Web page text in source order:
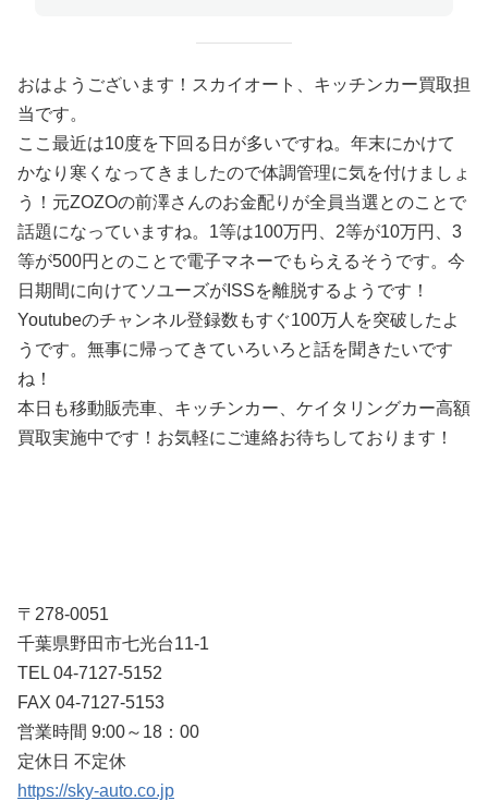
おはようございます！スカイオート、キッチンカー買取担
当です。
ここ最近は10度を下回る日が多いですね。年末にかけて
かなり寒くなってきましたので体調管理に気を付けましょ
う！元ZOZOの前澤さんのお金配りが全員当選とのことで
話題になっていますね。1等は100万円、2等が10万円、3
等が500円とのことで電子マネーでもらえるそうです。今
日期間に向けてソユーズがISSを離脱するようです！
Youtubeのチャンネル登録数もすぐ100万人を突破したよ
うです。無事に帰ってきていろいろと話を聞きたいです
ね！
本日も移動販売車、キッチンカー、ケイタリングカー高額
買取実施中です！お気軽にご連絡お待ちしております！
〒278-0051
千葉県野田市七光台11-1
TEL 04-7127-5152
FAX 04-7127-5153
営業時間 9:00～18：00
定休日 不定休
https://sky-auto.co.jp